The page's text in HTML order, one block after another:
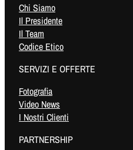
Chi Siamo
Il Presidente
Il Team
Codice Etico
SERVIZI E OFFERTE
Fotografia
Video News
I Nostri Clienti
PARTNERSHIP